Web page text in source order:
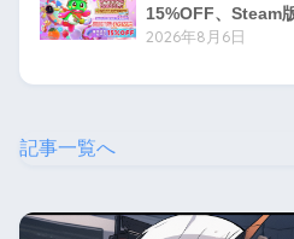
15%OFF、Steam
2026年8月6日
記事一覧へ